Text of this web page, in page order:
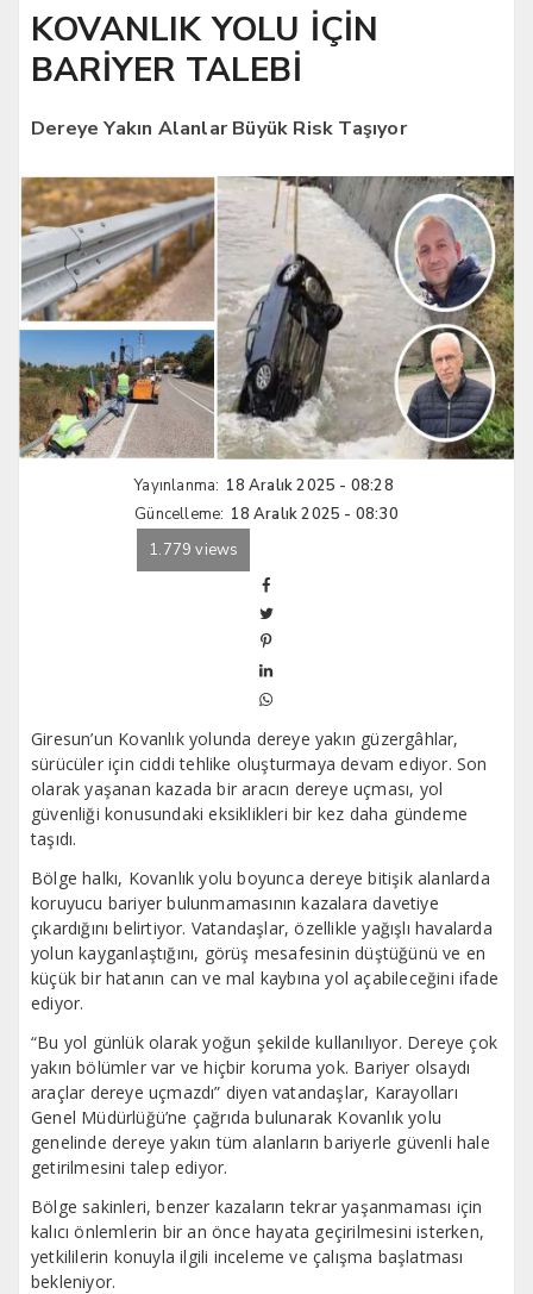
KOVANLIK YOLU İÇİN
BARİYER TALEBİ
Dereye Yakın Alanlar Büyük Risk Taşıyor
Yayınlanma: 18 Aralık 2025 - 08:28
Güncelleme: 18 Aralık 2025 - 08:30
1.779 views
Giresun’un Kovanlık yolunda dereye yakın güzergâhlar,
sürücüler için ciddi tehlike oluşturmaya devam ediyor. Son
olarak yaşanan kazada bir aracın dereye uçması, yol
güvenliği konusundaki eksiklikleri bir kez daha gündeme
taşıdı.
Bölge halkı, Kovanlık yolu boyunca dereye bitişik alanlarda
koruyucu bariyer bulunmamasının kazalara davetiye
çıkardığını belirtiyor. Vatandaşlar, özellikle yağışlı havalarda
yolun kayganlaştığını, görüş mesafesinin düştüğünü ve en
küçük bir hatanın can ve mal kaybına yol açabileceğini ifade
ediyor.
“Bu yol günlük olarak yoğun şekilde kullanılıyor. Dereye çok
yakın bölümler var ve hiçbir koruma yok. Bariyer olsaydı
araçlar dereye uçmazdı” diyen vatandaşlar, Karayolları
Genel Müdürlüğü’ne çağrıda bulunarak Kovanlık yolu
genelinde dereye yakın tüm alanların bariyerle güvenli hale
getirilmesini talep ediyor.
Bölge sakinleri, benzer kazaların tekrar yaşanmaması için
kalıcı önlemlerin bir an önce hayata geçirilmesini isterken,
yetkililerin konuyla ilgili inceleme ve çalışma başlatması
bekleniyor.